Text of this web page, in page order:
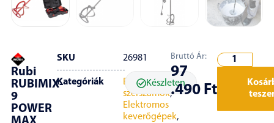
Rubi
RUBIMIX-
9
POWER
SKU 26981
Kategóriák
Burkoló
szerszámok,
Elektromos
keverőgépek,
Készleten
Bruttó Ár:
97
.490 Ft